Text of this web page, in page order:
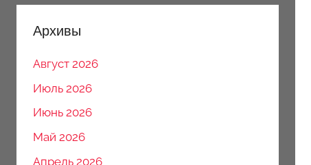
Архивы
Август 2026
Июль 2026
Июнь 2026
Май 2026
Апрель 2026